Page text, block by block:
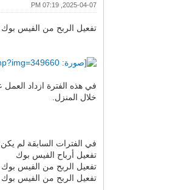
2025-04-07, 07:19 PM
تفعيل الربح من الفيس بوك
في هذه الفترة ازداد
خلال المنزل.
في الفترات السابقة لم
تفعيل أرباح الفيس بوك
تفعيل الربح من الفيس بوك
تفعيل الربح من الفيس بوك